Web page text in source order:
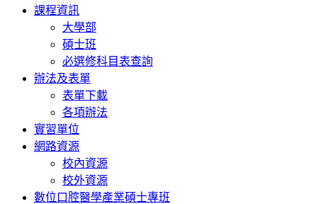
課程資訊
大學部
碩士班
必選修科目表查詢
辦法及表單
表單下載
各項辦法
實習單位
網路資源
校內資源
校外資源
數位口腔醫學產業碩士專班